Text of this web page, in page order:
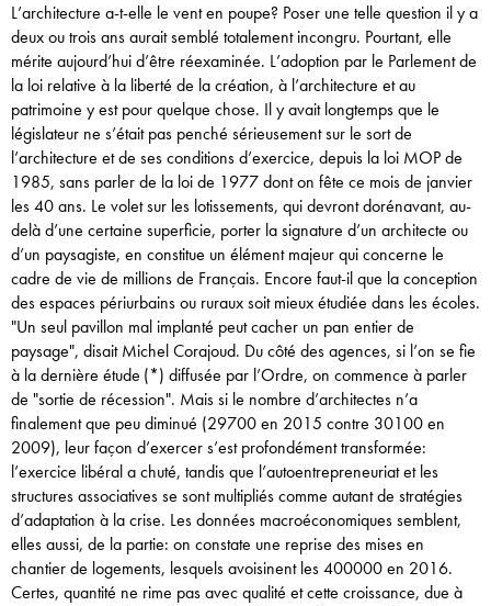
L’architecture a-t-elle le vent en poupe? Poser une telle question il y a
deux ou trois ans aurait semblé totalement incongru. Pourtant, elle
mérite aujourd’hui d’être réexaminée. L’adoption par le Parlement de
la loi relative à la liberté de la création, à l’architecture et au
patrimoine y est pour quelque chose. Il y avait longtemps que le
législateur ne s’était pas penché sérieusement sur le sort de
l’architecture et de ses conditions d’exercice, depuis la loi MOP de
1985, sans parler de la loi de 1977 dont on fête ce mois de ­janvier
les 40 ans. Le volet sur les lotissements, qui devront dorénavant, au-
delà d’une certaine superficie, porter la signature d’un architecte ou
d’un paysagiste, en constitue un élément majeur qui concerne le
cadre de vie de millions de Français. Encore faut-il que la conception
des espaces périurbains ou ruraux soit mieux ­étudiée dans les écoles.
"Un seul pavillon mal implanté peut cacher un pan entier de
paysage", disait Michel Corajoud. Du côté des agences, si l’on se fie
à la dernière étude (*) diffusée par l’Ordre, on commence à parler
de "sortie de récession". Mais si le nombre d’architectes n’a
finalement que peu diminué (29700 en 2015 contre 30100 en
2009), leur façon d’exercer s’est profondément transformée:
l’exercice libéral a chuté, tandis que l’autoentrepreneuriat et les
structures associatives se sont multipliés comme autant de stratégies
d’adaptation à la crise. Les données macroéconomiques semblent,
elles aussi, de la partie: on constate une reprise des mises en
chantier de logements, lesquels avoisinent les 400000 en 2016.
Certes, quantité ne rime pas avec qualité et cette croissance, due à